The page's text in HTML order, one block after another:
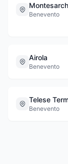
Benevento
Airola
Benevento
Telese
Benevento